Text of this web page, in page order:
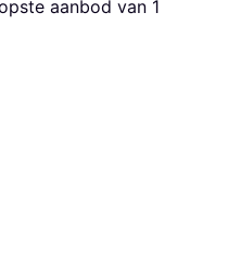
aanbod van 1